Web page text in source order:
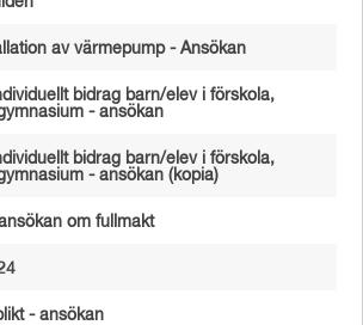
av värmepump - Ansökan
bidrag barn/elev i förskola,
- ansökan
bidrag barn/elev i förskola,
- ansökan (kopia)
om fullmakt
- ansökan